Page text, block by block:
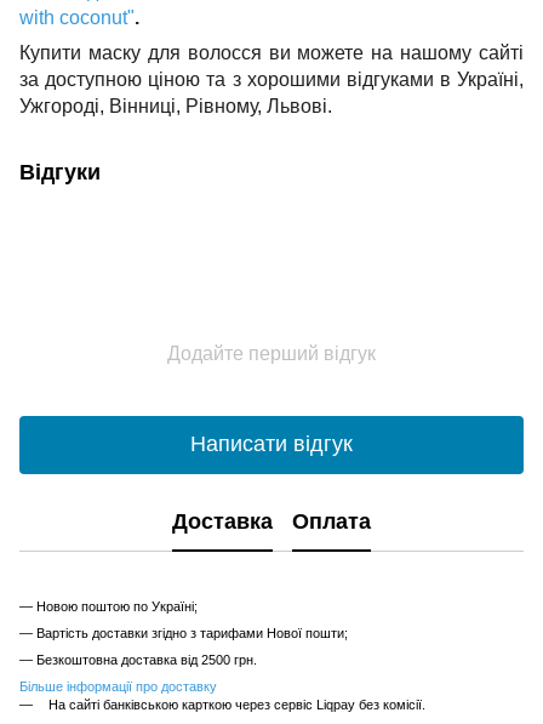
with coconut".
Купити маску для волосся ви можете на нашому сайті
за доступною ціною та з хорошими відгуками в Україні,
Ужгороді, Вінниці, Рівному, Львові.
Відгуки
Додайте перший відгук
Написати відгук
Доставка Оплата
— Новою поштою по Україні;
— Вартість доставки згідно з тарифами Нової пошти;
— Безкоштовна доставка від 2500 грн.
Більше інформації про доставку
На сайті банківською карткою через сервіс Liqpay без комісії.